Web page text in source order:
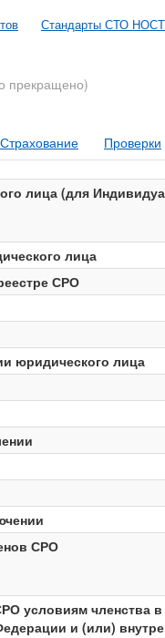
Стандарты СТО
прекращено)
Страхование Проверки
лица (для
лица
СРО
юридического лица
СРО
условиям членства
и (или)